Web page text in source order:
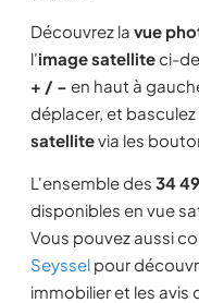
Découvrez la vue
l'image satelliteci-
+ / − en haut à
déplacer, et basculez
satellitevia les
L'ensemble des 34
disponibles en vue
Vous pouvez aussi
Seyssel pour
immobilier et les avis